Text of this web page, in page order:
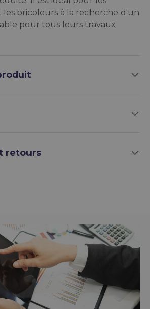
les bricoleurs à la recherche d'un
pour tous leurs travaux
retours